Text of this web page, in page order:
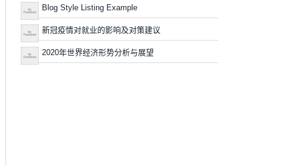
Blog Style Listing Example
新冠疫情对就业的影响及对策建议
2020年世界经济形势分析与展望